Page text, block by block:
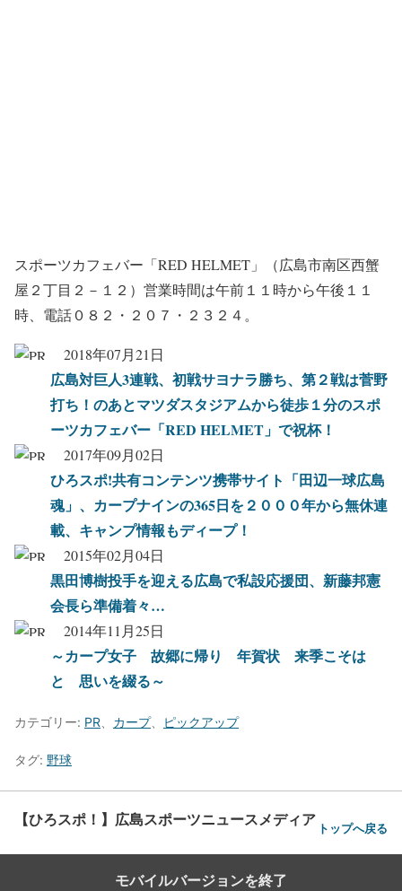
スポーツカフェバー「RED HELMET」（広島市南区西蟹
屋２丁目２－１２）営業時間は午前１１時から午後１１
時、電話０８２・２０７・２３２４。
2018年07月21日
広島対巨人3連戦、初戦サヨナラ勝ち、第２戦は菅野
打ち！のあとマツダスタジアムから徒歩１分のスポ
ーツカフェバー「RED HELMET」で祝杯！
2017年09月02日
ひろスポ!共有コンテンツ携帯サイト「田辺一球広島
魂」、カープナインの365日を２０００年から無休連
載、キャンプ情報もディープ！
2015年02月04日
黒田博樹投手を迎える広島で私設応援団、新藤邦憲
会長ら準備着々…
2014年11月25日
～カープ女子 故郷に帰り 年賀状 来季こそは
と 思いを綴る～
カテゴリー: PR カープ、 ピックアップ
タグ: 野球
【ひろスポ！】広島スポーツニュースメディア トップへ戻る
モバイルバージョンを終了